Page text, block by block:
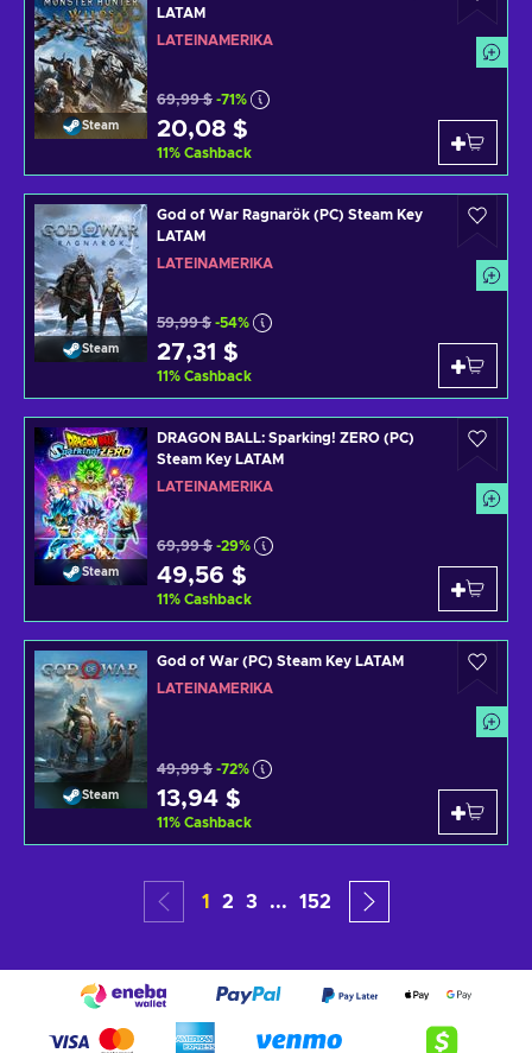
Steam
LATAM
LATEINAMERIKA
69,99 $ -71%
20,08 $
11% Cashback
Steam
God of War Ragnarök (PC) Steam Key
LATAM
LATEINAMERIKA
59,99 $ -54%
27,31 $
11% Cashback
Steam
DRAGON BALL: Sparking! ZERO (PC)
Steam Key LATAM
LATEINAMERIKA
69,99 $ -29%
49,56 $
11% Cashback
Steam
God of War (PC) Steam Key LATAM
LATEINAMERIKA
49,99 $ -72%
13,94 $
11% Cashback
1 2 3 ... 152